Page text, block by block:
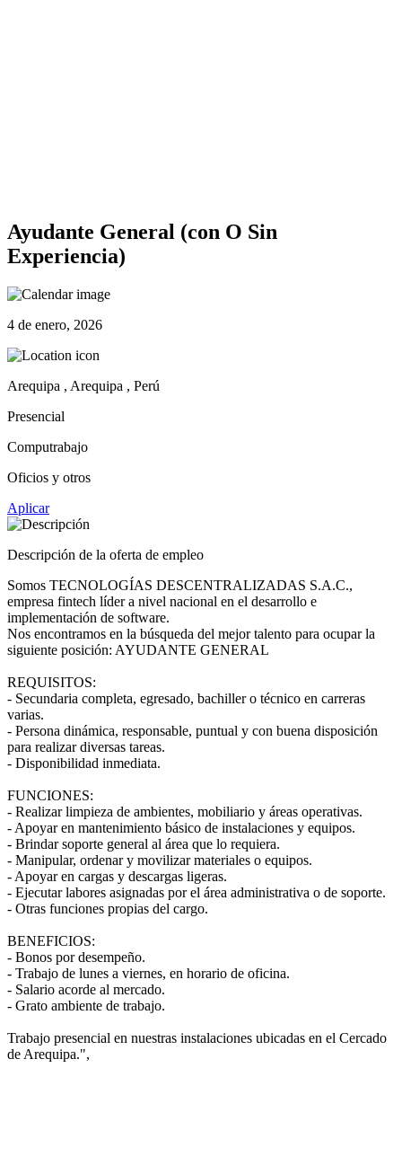
Ayudante General (con O Sin
Experiencia)
4 de enero, 2026
Arequipa , Arequipa , Perú
Presencial
Computrabajo
Oficios y otros
Aplicar
Descripción de la oferta de empleo
Somos TECNOLOGÍAS DESCENTRALIZADAS S.A.C.,
empresa fintech líder a nivel nacional en el desarrollo e
implementación de software.
Nos encontramos en la búsqueda del mejor talento para ocupar la
siguiente posición: AYUDANTE GENERAL
REQUISITOS:
- Secundaria completa, egresado, bachiller o técnico en carreras
varias.
- Persona dinámica, responsable, puntual y con buena disposición
para realizar diversas tareas.
- Disponibilidad inmediata.
FUNCIONES:
- Realizar limpieza de ambientes, mobiliario y áreas operativas.
- Apoyar en mantenimiento básico de instalaciones y equipos.
- Brindar soporte general al área que lo requiera.
- Manipular, ordenar y movilizar materiales o equipos.
- Apoyar en cargas y descargas ligeras.
- Ejecutar labores asignadas por el área administrativa o de soporte.
- Otras funciones propias del cargo.
BENEFICIOS:
- Bonos por desempeño.
- Trabajo de lunes a viernes, en horario de oficina.
- Salario acorde al mercado.
- Grato ambiente de trabajo.
Trabajo presencial en nuestras instalaciones ubicadas en el Cercado
de Arequipa.",